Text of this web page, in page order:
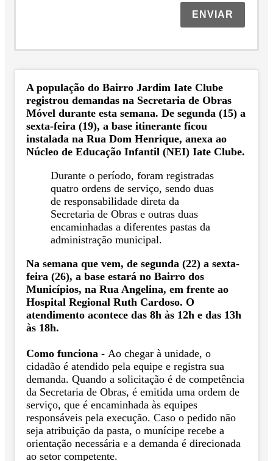
ENVIAR
A população do Bairro Jardim Iate Clube
registrou demandas na Secretaria de Obras
Móvel durante esta semana. De segunda (15) a
sexta-feira (19), a base itinerante ficou
instalada na Rua Dom Henrique, anexa ao
Núcleo de Educação Infantil (NEI) Iate Clube.
Durante o período, foram registradas
quatro ordens de serviço, sendo duas
de responsabilidade direta da
Secretaria de Obras e outras duas
encaminhadas a diferentes pastas da
administração municipal.
Na semana que vem, de segunda (22) a sexta-
feira (26), a base estará no Bairro dos
Municípios, na Rua Angelina, em frente ao
Hospital Regional Ruth Cardoso. O
atendimento acontece das 8h às 12h e das 13h
às 18h.
Como funciona - Ao chegar à unidade, o
cidadão é atendido pela equipe e registra sua
demanda. Quando a solicitação é de competência
da Secretaria de Obras, é emitida uma ordem de
serviço, que é encaminhada às equipes
responsáveis pela execução. Caso o pedido não
seja atribuição da pasta, o munícipe recebe a
orientação necessária e a demanda é direcionada
ao setor competente.